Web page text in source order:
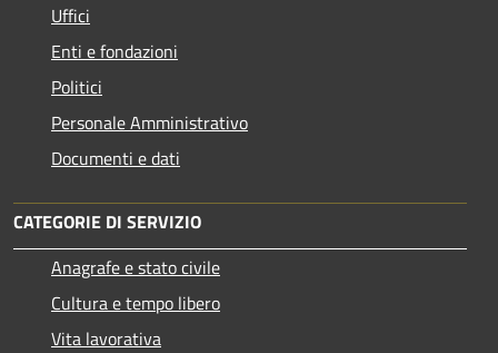
Uffici
Enti e fondazioni
Politici
Personale Amministrativo
Documenti e dati
CATEGORIE DI SERVIZIO
Anagrafe e stato civile
Cultura e tempo libero
Vita lavorativa